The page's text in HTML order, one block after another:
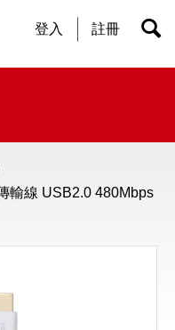
登入 註冊
輸線 USB2.0 480Mbps